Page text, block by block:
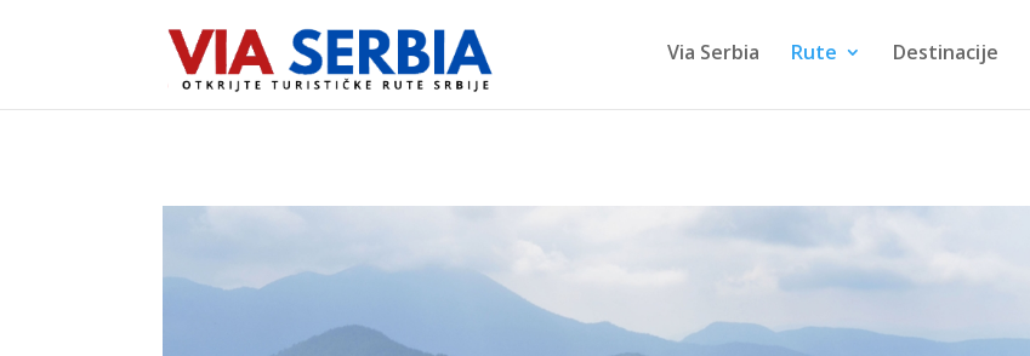
Via Serbia Rute Destinacije